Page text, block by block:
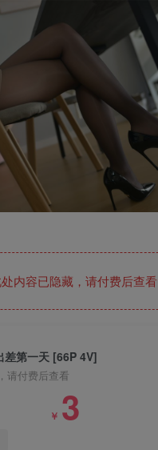
内容已隐藏，请付费后查看
第一天 [66P 4V]
请付费后查看
￥ 3